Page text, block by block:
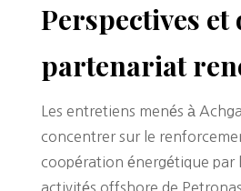
Perspectives et
partenariat
Les entretiens menés à
concentrer sur le
coopération énergétique par
activités offshore de